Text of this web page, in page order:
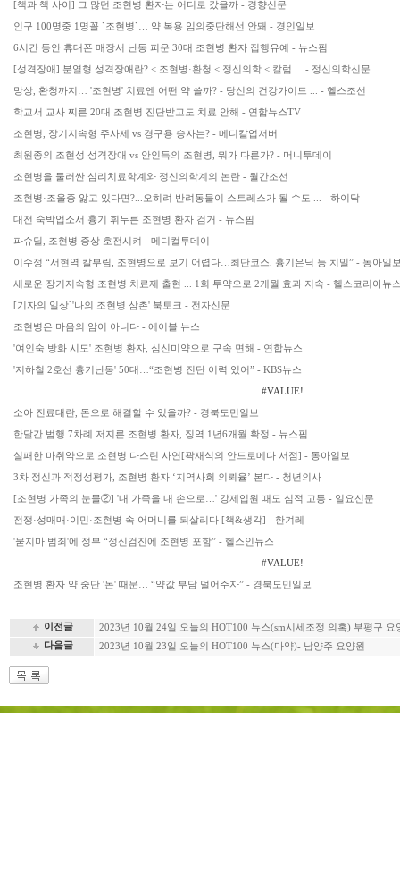
[책과 책 사이] 그 많던 조현병 환자는 어디로 갔을까 - 경향신문
인구 100명중 1명꼴 `조현병`… 약 복용 임의중단해선 안돼 - 경인일보
6시간 동안 휴대폰 매장서 난동 피운 30대 조현병 환자 집행유예 - 뉴스핌
[성격장애] 분열형 성격장애란? < 조현병·환청 < 정신의학 < 칼럼 ... - 정신의학신문
망상, 환청까지… '조현병' 치료엔 어떤 약 쓸까? - 당신의 건강가이드 ... - 헬스조선
학교서 교사 찌른 20대 조현병 진단받고도 치료 안해 - 연합뉴스TV
조현병, 장기지속형 주사제 vs 경구용 승자는? - 메디칼업저버
최원종의 조현성 성격장애 vs 안인득의 조현병, 뭐가 다른가? - 머니투데이
조현병을 둘러싼 심리치료학계와 정신의학계의 논란 - 월간조선
조현병·조울증 앓고 있다면?...오히려 반려동물이 스트레스가 될 수도 ... - 하이닥
대전 숙박업소서 흉기 휘두른 조현병 환자 검거 - 뉴스핌
파슈딜, 조현병 증상 호전시켜 - 메디컬투데이
이수정 “서현역 칼부림, 조현병으로 보기 어렵다…최단코스, 흉기은닉 등 치밀” - 동아일
새로운 장기지속형 조현병 치료제 출현 ... 1회 투약으로 2개월 효과 지속 - 헬스코리아뉴
[기자의 일상]'나의 조현병 삼촌' 북토크 - 전자신문
조현병은 마음의 암이 아니다 - 에이블 뉴스
'여인숙 방화 시도' 조현병 환자, 심신미약으로 구속 면해 - 연합뉴스
'지하철 2호선 흉기난동' 50대…“조현병 진단 이력 있어” - KBS뉴스
#VALUE!
소아 진료대란, 돈으로 해결할 수 있을까? - 경북도민일보
한달간 범행 7차례 저지른 조현병 환자, 징역 1년6개월 확정 - 뉴스핌
실패한 마취약으로 조현병 다스린 사연[곽재식의 안드로메다 서점] - 동아일보
3차 정신과 적정성평가, 조현병 환자 ‘지역사회 의뢰율’ 본다 - 청년의사
[조현병 가족의 눈물②] '내 가족을 내 손으로…' 강제입원 때도 심적 고통 - 일요신문
전쟁·성매매·이민·조현병 속 어머니를 되살리다 [책&생각] - 한겨레
'묻지마 범죄'에 정부 “정신검진에 조현병 포함” - 헬스인뉴스
#VALUE!
조현병 환자 약 중단 '돈' 때문… “약값 부담 덜어주자” - 경북도민일보
이전글
2023년 10월 24일 오늘의 HOT100 뉴스(sm시세조정 의혹) 부평구 요
다음글
2023년 10월 23일 오늘의 HOT100 뉴스(마약)- 남양주 요양원